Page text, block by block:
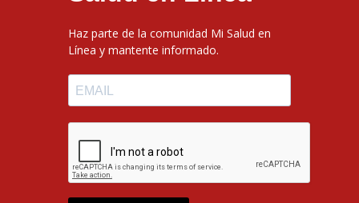
Haz parte de la comunidad Mi Salud en
Línea y mantente informado.